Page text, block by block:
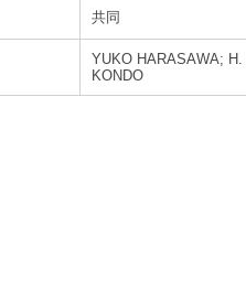
共同
YUKO HARASAWA;
KONDO